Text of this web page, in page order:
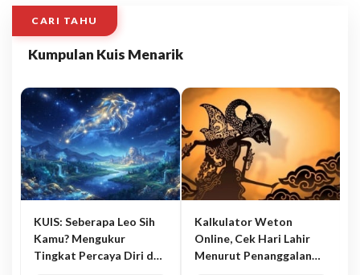
CARI TAHU
Kumpulan Kuis Menarik
KUIS: Seberapa Leo Sih
Kamu? Mengukur
Tingkat Percaya Diri dan
Kalkulator Weton
Online, Cek Hari Lahir
Menurut Penanggalan